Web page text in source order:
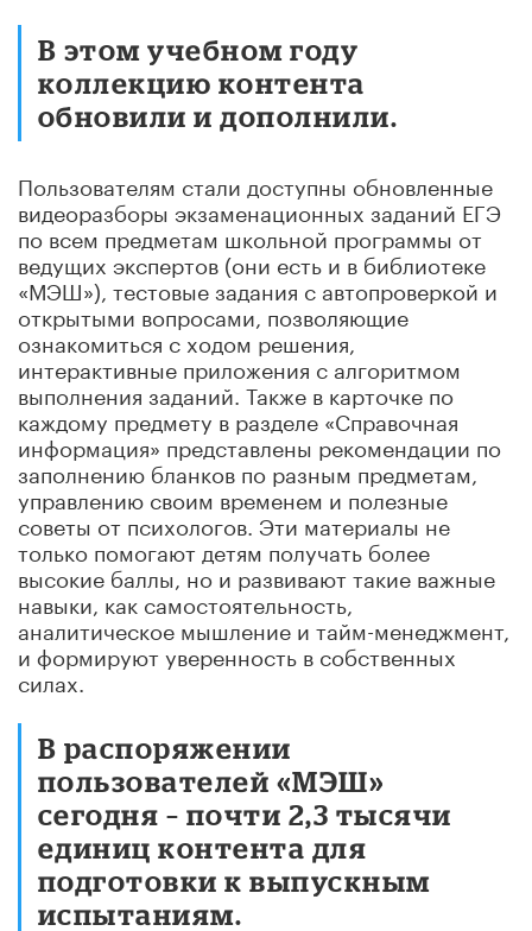
В этом учебном году
коллекцию контента
обновили и дополнили.
Пользователям стали доступны обновленные
видеоразборы экзаменационных заданий ЕГЭ
по всем предметам школьной программы от
ведущих экспертов (они есть и в библиотеке
«МЭШ»), тестовые задания с автопроверкой и
открытыми вопросами, позволяющие
ознакомиться с ходом решения,
интерактивные приложения с алгоритмом
выполнения заданий. Также в карточке по
каждому предмету в разделе «Справочная
информация» представлены рекомендации по
заполнению бланков по разным предметам,
управлению своим временем и полезные
советы от психологов. Эти материалы не
только помогают детям получать более
высокие баллы, но и развивают такие важные
навыки, как самостоятельность,
аналитическое мышление и тайм-менеджмент,
и формируют уверенность в собственных
силах.
В распоряжении
пользователей «МЭШ»
сегодня – почти 2,3 тысячи
единиц контента для
подготовки к выпускным
испытаниям.